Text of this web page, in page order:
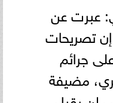
عبرت عن
إن تصريحات
جرائم
مضيفة